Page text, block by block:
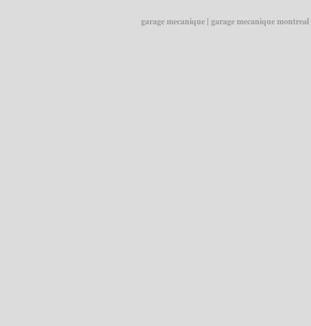
garage mecanique | garage mecanique montreal